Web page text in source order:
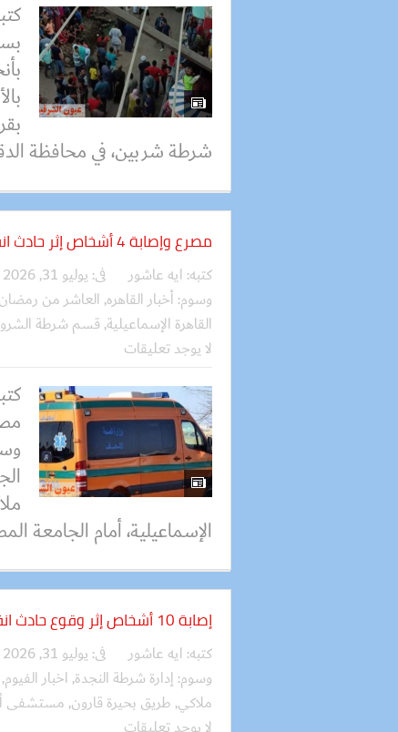
شرطة شربين، في محافظة
مصرع وإصابة 4 أشخاص إثر حادث انقلاب سيارة ملاكي
كتبه: ايه عاشور فى: يوليو 31, 2026
وسوم: أخبار القاهره, العاشر من رمضان
القاهرة الإسماعيلية, قسم شرطة
لا يوجد تعليقات
الإسماعيلية، أمام الجامعة
إصابة 10 أشخاص إثر وقوع حادث انقلاب سيارة ميكروباص
كتبه: ايه عاشور فى: يوليو 31, 2026
وسوم: إدارة شرطة النجدة, اخبار الفيوم,
ملاكي, طريق بحيرة قارون, مستشفى